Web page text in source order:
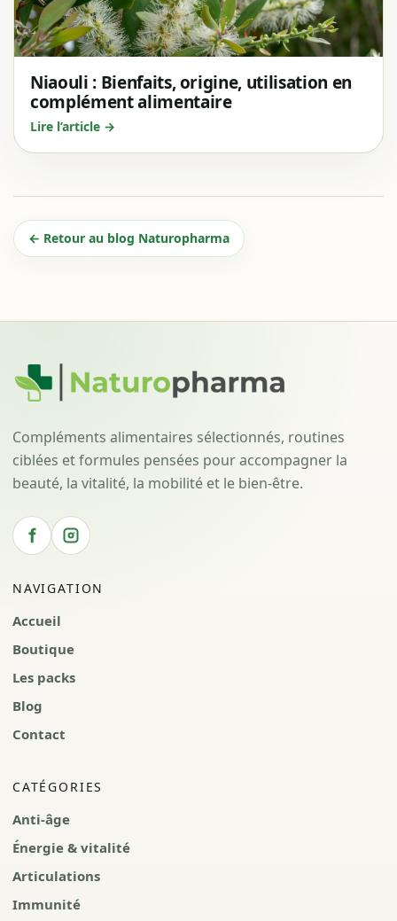
Niaouli : Bienfaits, origine, utilisation en
complément alimentaire
Lire l’article →
← Retour au blog Naturopharma
Compléments alimentaires sélectionnés, routines
ciblées et formules pensées pour accompagner la
beauté, la vitalité, la mobilité et le bien-être.
NAVIGATION
Accueil
Boutique
Les packs
Blog
Contact
CATÉGORIES
Anti-âge
Énergie & vitalité
Articulations
Immunité